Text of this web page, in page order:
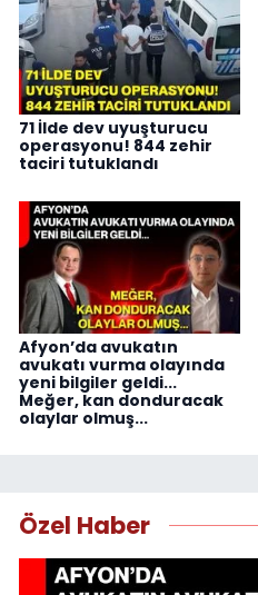
71 İlde dev uyuşturucu
operasyonu! 844 zehir
taciri tutuklandı
Afyon’da avukatın
avukatı vurma olayında
yeni bilgiler geldi...
Meğer, kan donduracak
olaylar olmuş...
Özel Haber